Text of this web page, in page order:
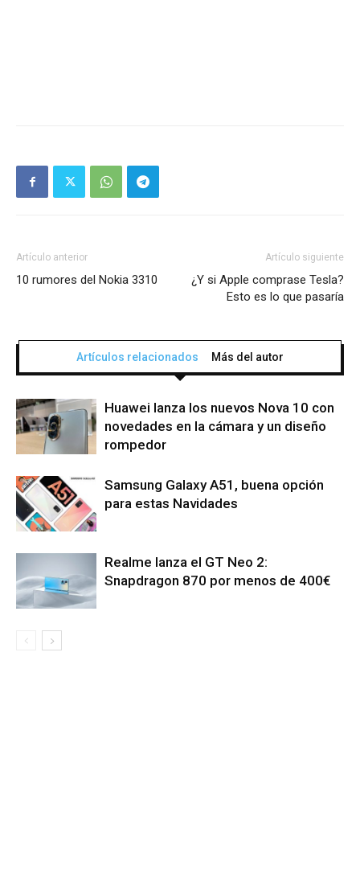
Artículo anterior
10 rumores del Nokia 3310
Artículo siguiente
¿Y si Apple comprase Tesla?
Esto es lo que pasaría
Artículos relacionados Más del autor
Huawei lanza los nuevos Nova 10 con
novedades en la cámara y un diseño
rompedor
Samsung Galaxy A51, buena opción
para estas Navidades
Realme lanza el GT Neo 2:
Snapdragon 870 por menos de 400€